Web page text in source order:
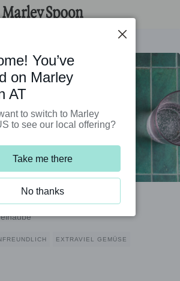
mit Putenhackfleisch
EXTRAVIEL GEMÜSE
You’ve
on Marley
AT
to switch to Marley
to see our local offering?
Take me there
No thanks